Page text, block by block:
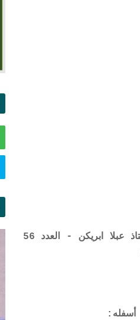
المبادرة التشريعية للمواطنات و المواطنين وفق تجارب الدول - الأستاذ عبلا ابريكن - العدد 56